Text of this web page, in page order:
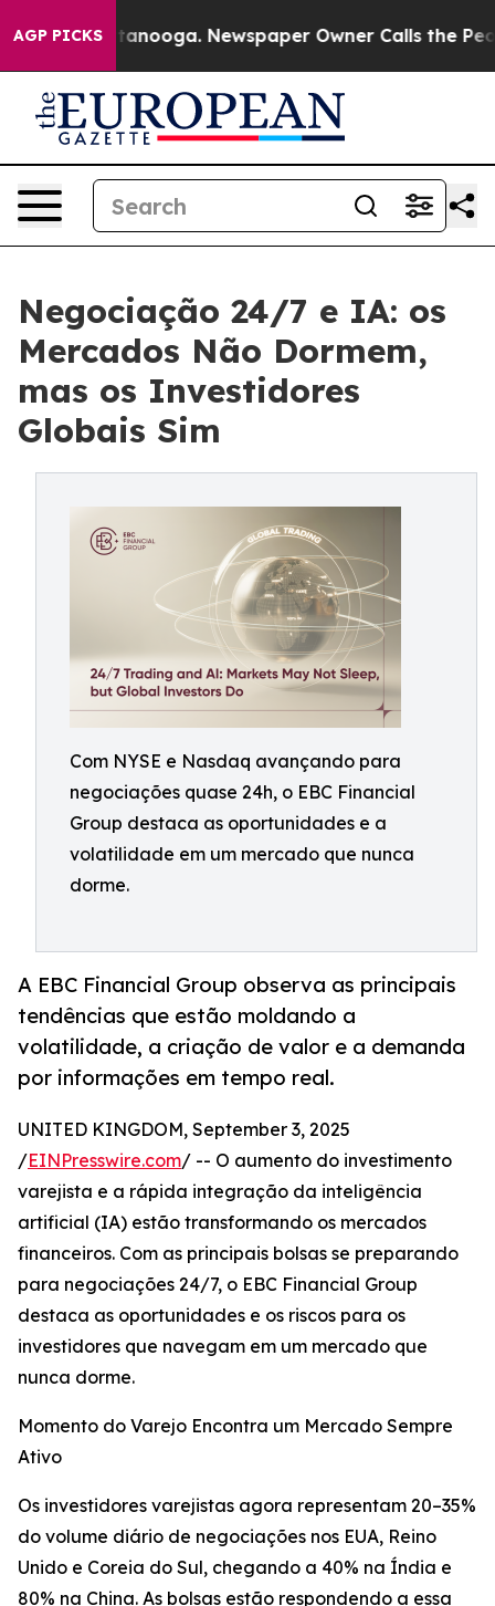
AGP PICKS
Chattanooga. Newspaper Owner Calls the People
Negociação 24/7 e IA: os
Mercados Não Dormem,
mas os Investidores
Globais Sim
Com NYSE e Nasdaq avançando para
negociações quase 24h, o EBC Financial
Group destaca as oportunidades e a
volatilidade em um mercado que nunca
dorme.
A EBC Financial Group observa as principais
tendências que estão moldando a
volatilidade, a criação de valor e a demanda
por informações em tempo real.
UNITED KINGDOM, September 3, 2025
/EINPresswire.com/ -- O aumento do investimento
varejista e a rápida integração da inteligência
artificial (IA) estão transformando os mercados
financeiros. Com as principais bolsas se preparando
para negociações 24/7, o EBC Financial Group
destaca as oportunidades e os riscos para os
investidores que navegam em um mercado que
nunca dorme.
Momento do Varejo Encontra um Mercado Sempre
Ativo
Os investidores varejistas agora representam 20–35%
do volume diário de negociações nos EUA, Reino
Unido e Coreia do Sul, chegando a 40% na Índia e
80% na China. As bolsas estão respondendo a essa